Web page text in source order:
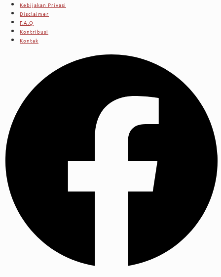
Kebijakan Privasi
Disclaimer
F.A.Q
Kontribusi
Kontak